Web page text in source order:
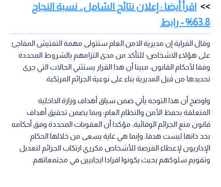
اقرأ أيضا : إعلان نتائج الشامل.. نسبة النجاح
63.8% - رابط
وقال الفراية إن مديرية الامن العام ستتولى مهمة التفتيش المفاجئ
على هؤلاء الاشخاص؛ للتأكد من مدى التزامهم بالشروط المحددة
وفقا لأحكام القانون، مبينا أن هذا القرار يستثني الحالات التي جرى
تحديدها من قبل المديرية بناء على نوعية الجرائم المرتكبة.
واوضح أن هذا التوجه يأتي ضمن سياق أهداف وزارة الداخلية
المتعلقة بحفظ الأمن والنظام العام؛ وبما يضمن تحقيق أهداف
قانون منع الجرائم الوقائية، مؤكدا أن العقوبات المحددة وفق أحكامه
بحد ذاتها ليست هدفا، وإنما هي غاية يسعى من خلالها الحكام
الإداريون لإعطاء الفرصة للأشخاص مكرري ارتكاب الجرائم لتعديل
وتقويم سلوكهم بحيث يكونوا افرادا ايجابيين في مجتمعاتهم.